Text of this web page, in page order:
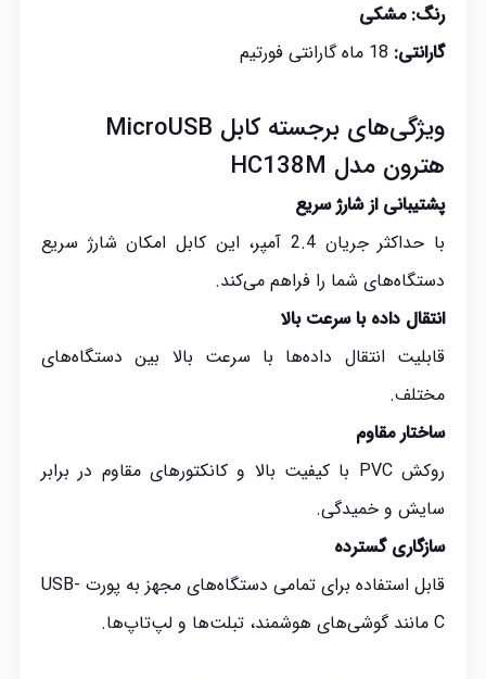
رنگ: مشکی
گارانتی:
فورتیم
ویژگی‌های برجسته کابل MicroUSB
هترون مدل HC138M
پشتیبانی از شارژ سریع
با حداکثر جریان 2.4 آمپر، این کابل امکان شارژ سریع
دستگاه‌های شما را فراهم می‌کند.
انتقال داده با سرعت بالا
قابلیت انتقال داده‌ها با سرعت بالا بین دستگاه‌های
مختلف.
ساختار مقاوم
روکش PVC با کیفیت بالا و کانکتورهای مقاوم در برابر
سایش و خمیدگی.
سازگاری گسترده
قابل استفاده برای تمامی دستگاه‌های مجهز به پورت USB-
C مانند گوشی‌های هوشمند، تبلت‌ها و لپ‌تاپ‌ها.